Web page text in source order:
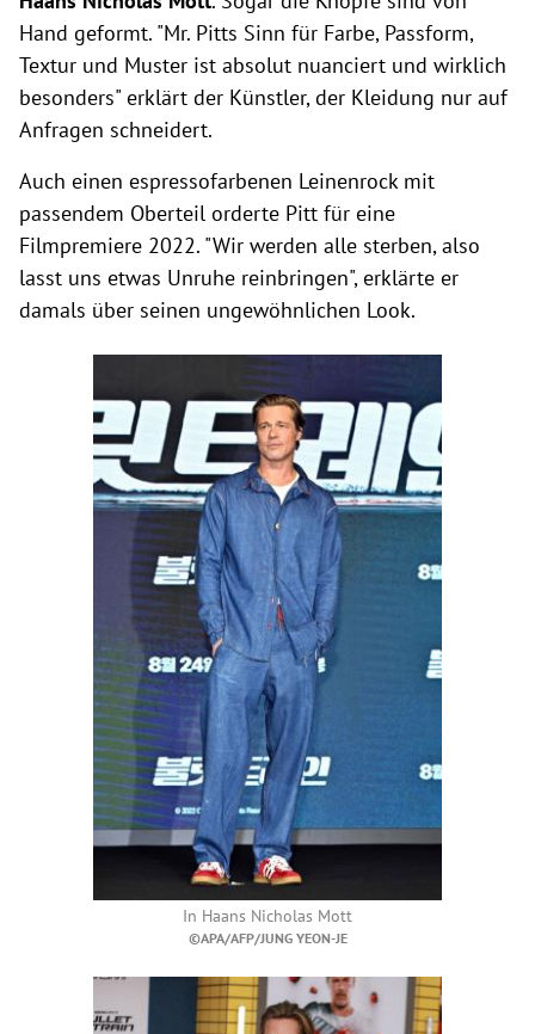
Hand geformt. "Mr. Pitts Sinn für Farbe, Passform,
Textur und Muster ist absolut nuanciert und wirklich
besonders" erklärt der Künstler, der Kleidung nur auf
Anfragen schneidert.
Auch einen espressofarbenen Leinenrock mit
passendem Oberteil orderte Pitt für eine
Filmpremiere 2022. "Wir werden alle sterben, also
lasst uns etwas Unruhe reinbringen", erklärte er
damals über seinen ungewöhnlichen Look.
In Haans Nicholas Mott
©APA/AFP/JUNG YEON-JE